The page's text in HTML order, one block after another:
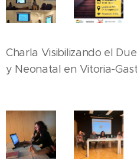
Charla Visibilizando el
y Neonatal en Vitoria-